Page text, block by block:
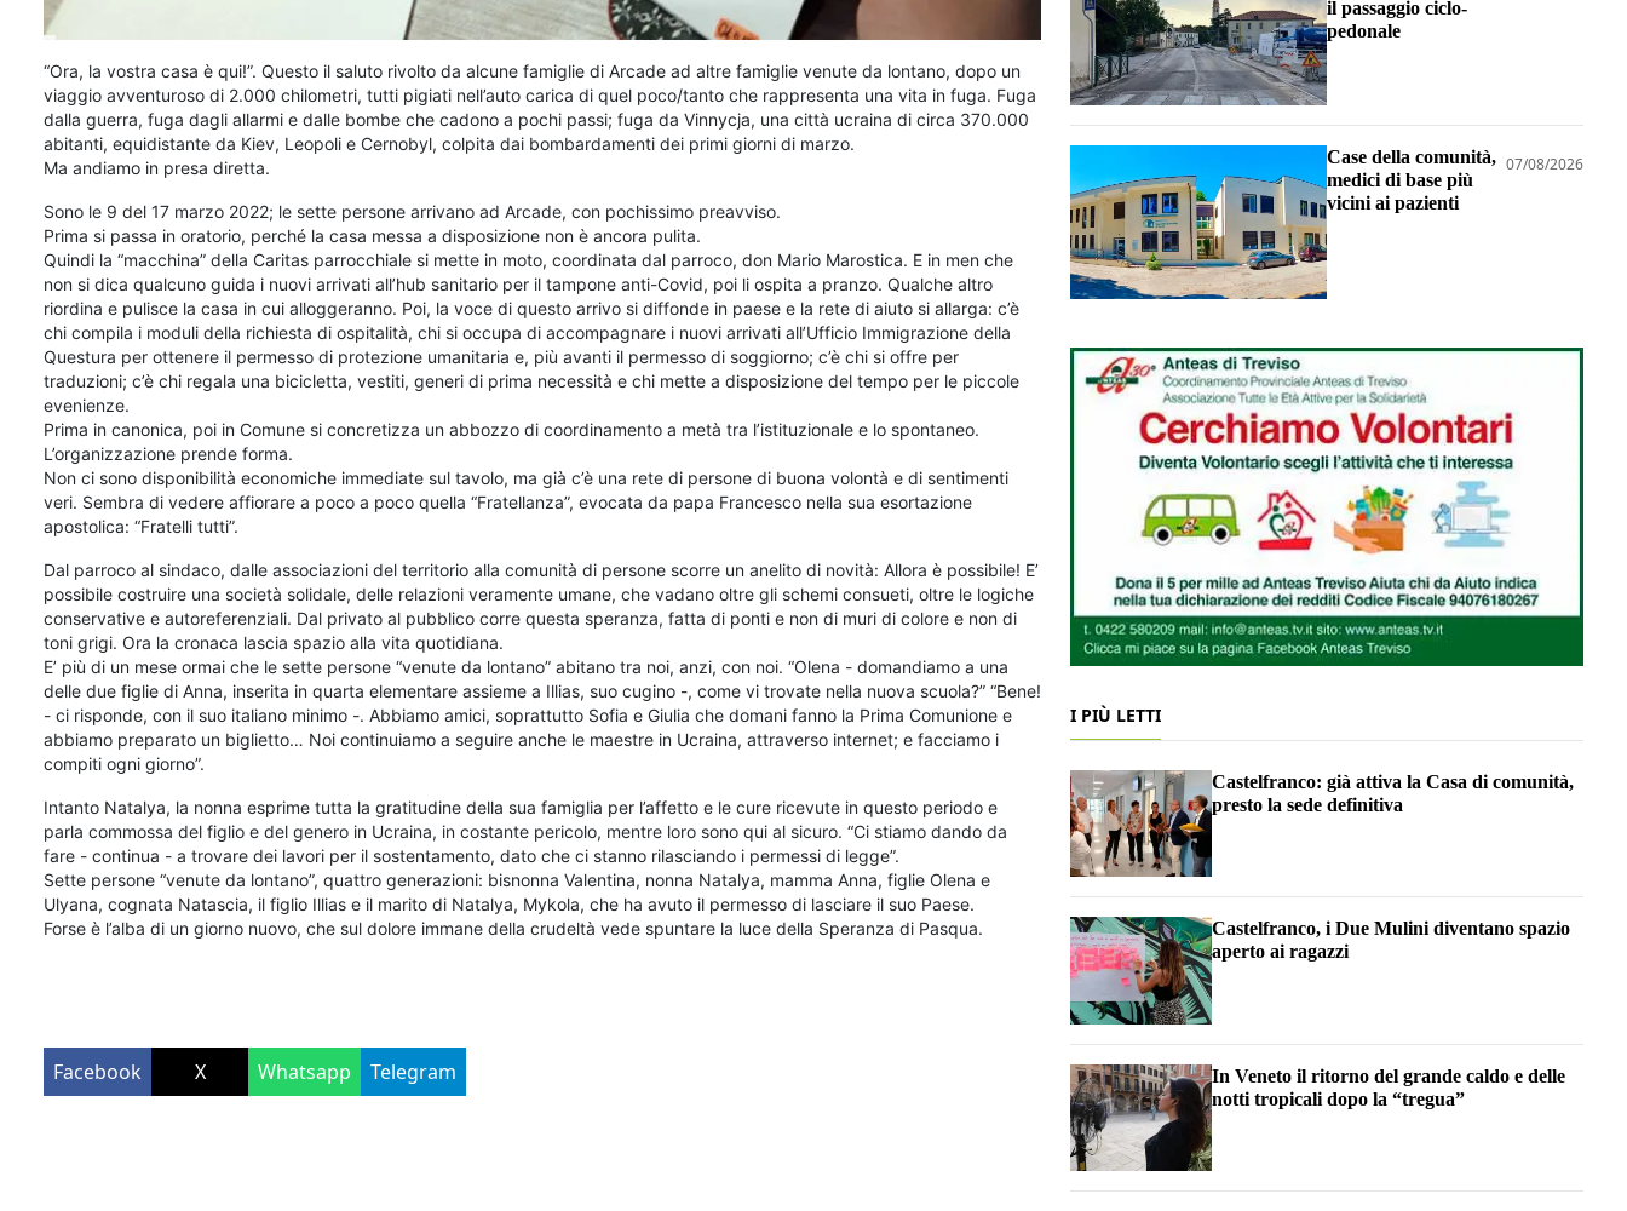
“Ora, la vostra casa è qui!”. Questo il saluto rivolto da alcune famiglie di Arcade ad altre famiglie venute da lontano, dopo un
viaggio avventuroso di 2.000 chilometri, tutti pigiati nell’auto carica di quel poco/tanto che rappresenta una vita in fuga. Fuga
dalla guerra, fuga dagli allarmi e dalle bombe che cadono a pochi passi; fuga da Vinnycja, una città ucraina di circa 370.000
abitanti, equidistante da Kiev, Leopoli e Cernobyl, colpita dai bombardamenti dei primi giorni di marzo.
Ma andiamo in presa diretta.
Sono le 9 del 17 marzo 2022; le sette persone arrivano ad Arcade, con pochissimo preavviso.
Prima si passa in oratorio, perché la casa messa a disposizione non è ancora pulita.
Quindi la “macchina” della Caritas parrocchiale si mette in moto, coordinata dal parroco, don Mario Marostica. E in men che
non si dica qualcuno guida i nuovi arrivati all’hub sanitario per il tampone anti-Covid, poi li ospita a pranzo. Qualche altro
riordina e pulisce la casa in cui alloggeranno. Poi, la voce di questo arrivo si diffonde in paese e la rete di aiuto si allarga: c’è
chi compila i moduli della richiesta di ospitalità, chi si occupa di accompagnare i nuovi arrivati all’Ufficio Immigrazione della
Questura per ottenere il permesso di protezione umanitaria e, più avanti il permesso di soggiorno; c’è chi si offre per
traduzioni; c’è chi regala una bicicletta, vestiti, generi di prima necessità e chi mette a disposizione del tempo per le piccole
evenienze.
Prima in canonica, poi in Comune si concretizza un abbozzo di coordinamento a metà tra l’istituzionale e lo spontaneo.
L’organizzazione prende forma.
Non ci sono disponibilità economiche immediate sul tavolo, ma già c’è una rete di persone di buona volontà e di sentimenti
veri. Sembra di vedere affiorare a poco a poco quella “Fratellanza”, evocata da papa Francesco nella sua esortazione
apostolica: “Fratelli tutti”.
Dal parroco al sindaco, dalle associazioni del territorio alla comunità di persone scorre un anelito di novità: Allora è possibile! E’
possibile costruire una società solidale, delle relazioni veramente umane, che vadano oltre gli schemi consueti, oltre le logiche
conservative e autoreferenziali. Dal privato al pubblico corre questa speranza, fatta di ponti e non di muri di colore e non di
toni grigi. Ora la cronaca lascia spazio alla vita quotidiana.
E’ più di un mese ormai che le sette persone “venute da lontano” abitano tra noi, anzi, con noi. “Olena - domandiamo a una
delle due figlie di Anna, inserita in quarta elementare assieme a Illias, suo cugino -, come vi trovate nella nuova scuola?” “Bene!
- ci risponde, con il suo italiano minimo -. Abbiamo amici, soprattutto Sofia e Giulia che domani fanno la Prima Comunione e
abbiamo preparato un biglietto… Noi continuiamo a seguire anche le maestre in Ucraina, attraverso internet; e facciamo i
compiti ogni giorno”.
Intanto Natalya, la nonna esprime tutta la gratitudine della sua famiglia per l’affetto e le cure ricevute in questo periodo e
parla commossa del figlio e del genero in Ucraina, in costante pericolo, mentre loro sono qui al sicuro. “Ci stiamo dando da
fare - continua - a trovare dei lavori per il sostentamento, dato che ci stanno rilasciando i permessi di legge”.
Sette persone “venute da lontano”, quattro generazioni: bisnonna Valentina, nonna Natalya, mamma Anna, figlie Olena e
Ulyana, cognata Natascia, il figlio Illias e il marito di Natalya, Mykola, che ha avuto il permesso di lasciare il suo Paese.
Forse è l’alba di un giorno nuovo, che sul dolore immane della crudeltà vede spuntare la luce della Speranza di Pasqua.
Facebook X Whatsapp Telegram
il passaggio ciclo-
pedonale
Case della comunità,
medici di base più
vicini ai pazienti
07/08/2026
I PIÙ LETTI
Castelfranco: già attiva la Casa di comunità,
presto la sede definitiva
Castelfranco, i Due Mulini diventano spazio
aperto ai ragazzi
In Veneto il ritorno del grande caldo e delle
notti tropicali dopo la “tregua”